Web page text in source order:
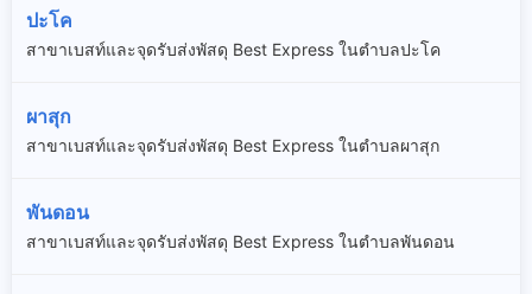
ปะโค
สาขาเบสท์และจุดรับส่งพัสดุ Best Express ในตำบลปะโค
ผาสุก
สาขาเบสท์และจุดรับส่งพัสดุ Best Express ในตำบลผาสุก
พันดอน
สาขาเบสท์และจุดรับส่งพัสดุ Best Express ในตำบลพันดอน